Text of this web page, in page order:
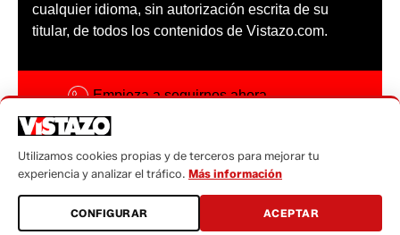
cualquier idioma, sin autorización escrita de su
titular, de todos los contenidos de Vistazo.com.
Empieza a seguirnos ahora
Código ética
Sugerencias a:
sugerencias@vistazo.com
Utilizamos cookies propias y de terceros para mejorar tu
experiencia y analizar el tráfico. Más información
CONFIGURAR ACEPTAR